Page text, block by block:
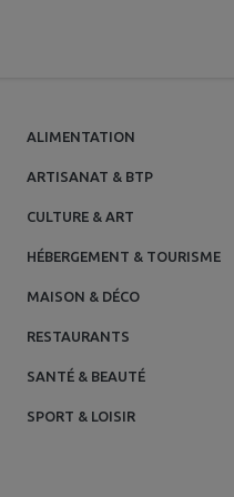
ALIMENTATION
ARTISANAT & BTP
CULTURE & ART
HÉBERGEMENT & TOURISME
MAISON & DÉCO
RESTAURANTS
SANTÉ & BEAUTÉ
SPORT & LOISIR